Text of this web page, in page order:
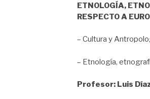
ETNOLOGÍA,
RESPECTO A
– Cultura y
– Etnología,
Profesor: Luis